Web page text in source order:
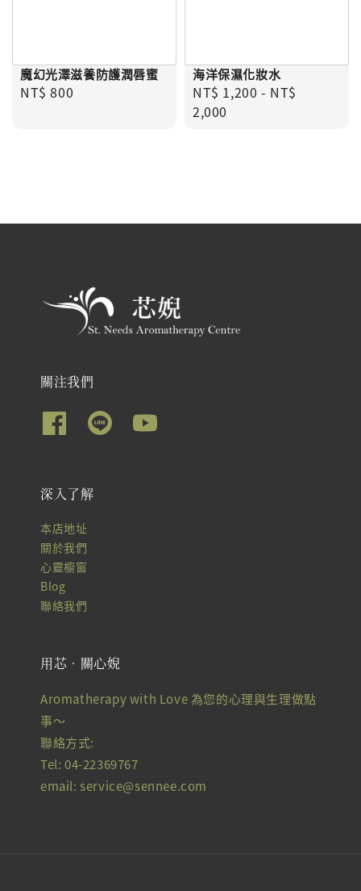
魔幻光澤滋養防護潤唇蜜
Regular price
NT$ 800
海洋保濕化妝水
Regular price
NT$ 1,200 - NT$
2,000
關注我們
深入了解
本店地址
關於我們
心靈櫥窗
Blog
聯絡我們
用芯‧關心婗
Aromatherapy with Love 為您的心理與生理做點
事～
聯絡方式:
Tel: 04-22369767
email: service@sennee.com